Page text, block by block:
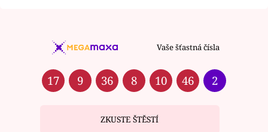
Vaše šťastná čísla
17 9 36 8 10 46 2
ZKUSTE ŠTĚSTÍ